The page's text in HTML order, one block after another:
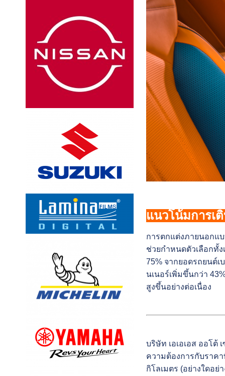
แนวโน้มการเ
การตกแต่งภายนอกแ
ช่วยกำหนดตัวเลือกทั้
75% จากยอดรถยนต์
นเนอร์เพิ่มขึ้นกว่า
สูงขึ้นอย่างต่อเนื่อง
บริษัท เอเอเอส ออโ
ความต้องการกับราค
กิโลเมตร (อย่างใดอย่